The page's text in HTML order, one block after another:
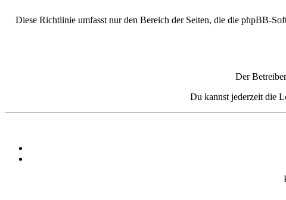
Diese Richtlinie umfasst nur den Bereich der Seiten, die die phpBB-
Der
Du kannst jederzeit die